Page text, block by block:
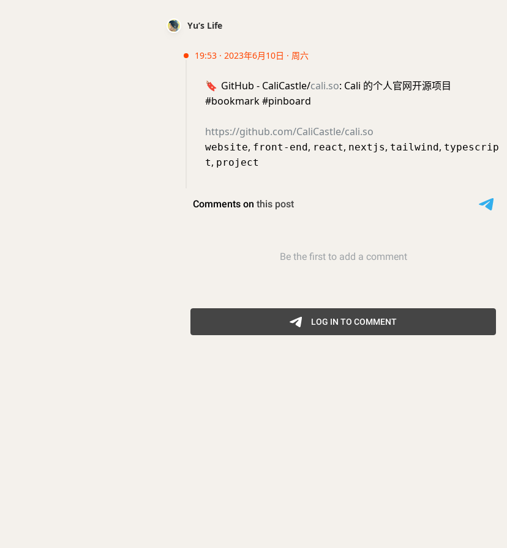
Yu’s Life
19:53 · 2023年6月10日 · 周六
🔖 GitHub - CaliCastle/cali.so: Cali 的个人官网开源项目
#bookmark #pinboard
https://github.com/CaliCastle/cali.so
website, front-end, react, nextjs, tailwind, typescrip
t, project